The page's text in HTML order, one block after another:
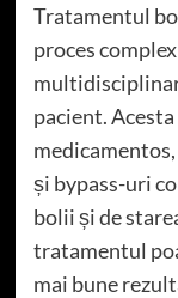
Tratamentul
proces
pacient.
și bypass-uri
bolii și de
tratamentul
mai bune